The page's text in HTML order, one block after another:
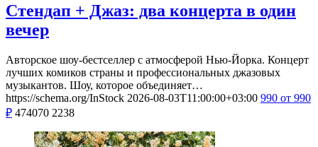
Стендап + Джаз: два концерта в один
вечер
Авторское шоу-бестселлер с атмосферой Нью-Йорка. Концерт
лучших комиков страны и профессиональных джазовых
музыкантов. Шоу, которое объединяет…
https://schema.org/InStock 2026-08-03T11:00:00+03:00 990 от 990
₽ 474070 2238